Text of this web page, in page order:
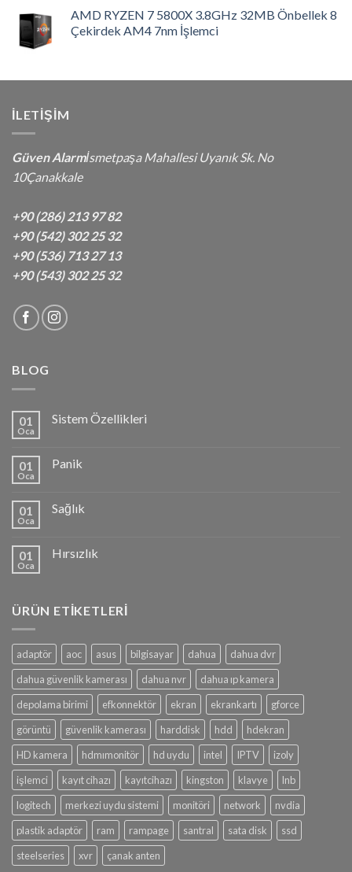
AMD RYZEN 7 5800X 3.8GHz 32MB Önbellek 8
Çekirdek AM4 7nm İşlemci
İLETIŞIM
Güven Alarmİsmetpaşa Mahallesi Uyanık Sk. No
10Çanakkale
+90 (286) 213 97 82
+90 (542) 302 25 32
+90 (536) 713 27 13
+90 (543) 302 25 32
BLOG
01
Oca
Sistem Özellikleri
01
Oca
Panik
01
Oca
Sağlık
01
Oca
Hırsızlık
ÜRÜN ETIKETLERI
adaptör aoc asus bilgisayar dahua
dahua dvr
dahua güvenlik kamerası
dahua nvr
dahua ıp kamera
depolama birimi
efkonnektör ekran ekrankartı
gforce
görüntü
güvenlik kamerası harddisk hdd
hdekran
HD kamera
hdmımonitör hd uydu intel IPTV
izoly
işlemci
kayıt cihazı kayıtcihazı kingston klavye
lnb
logitech
merkezi uydu sistemi monitöri network
nvdia
plastik adaptör
ram rampage santral sata disk
ssd
steelseries
xvr çanak anten